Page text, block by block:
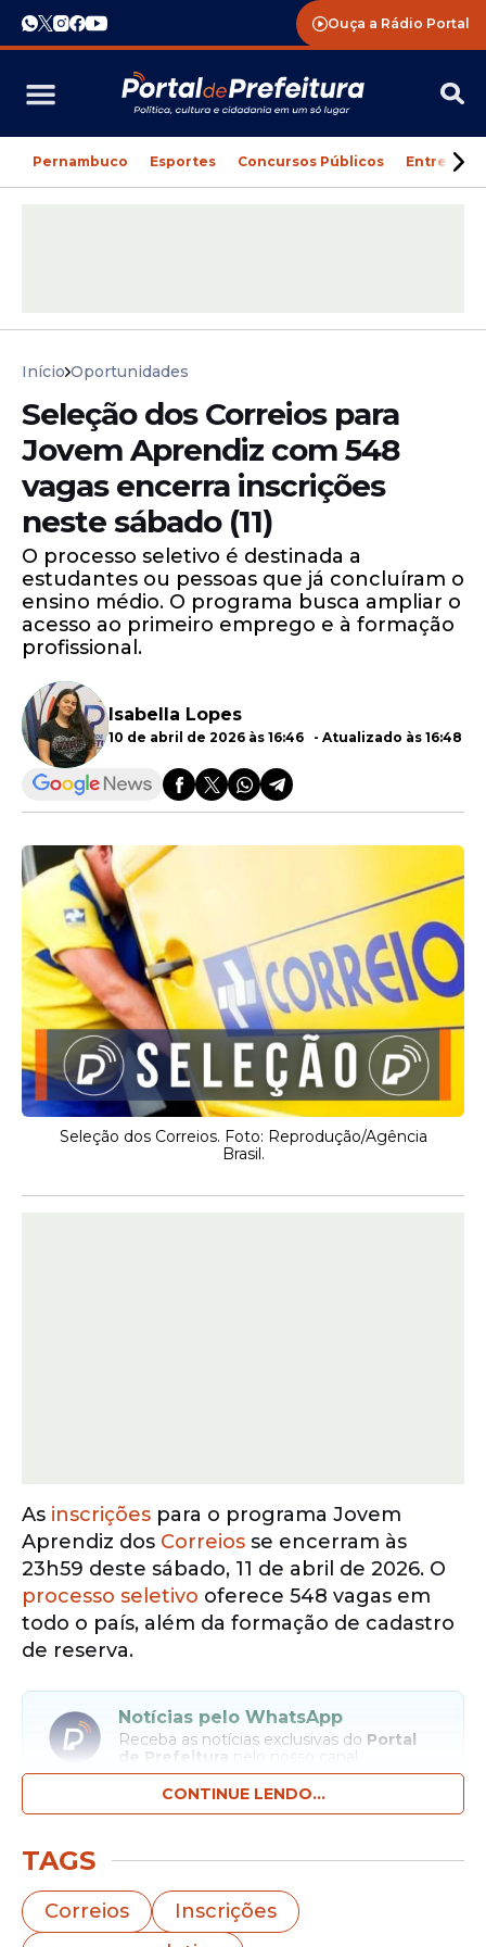
Ouça a Rádio Portal
Pernambuco Esportes Concursos Públicos
Início Oportunidades
Seleção dos Correios para
Jovem Aprendiz com 548
vagas encerra inscrições
neste sábado (11)
O processo seletivo é destinada a
estudantes ou pessoas que já concluíram o
ensino médio. O programa busca ampliar o
acesso ao primeiro emprego e à formação
profissional.
Isabella Lopes
10 de abril de 2026 às 16:46 - Atualizado às 16:48
Seleção dos Correios. Foto: Reprodução/Agência
Brasil.
As inscrições para o programa Jovem
Aprendiz dos Correios se encerram às
23h59 deste sábado, 11 de abril de 2026. O
processo seletivo oferece 548 vagas em
todo o país, além da formação de cadastro
de reserva.
Notícias pelo WhatsApp
Receba as notícias exclusivas do Portal
de Prefeitura
pelo nosso canal.
Entrar no canal
pessoas que já concluíram o ensino médio.
O programa busca ampliar o acesso ao
CONTINUE LENDO...
TAGS
Correios
Inscrições